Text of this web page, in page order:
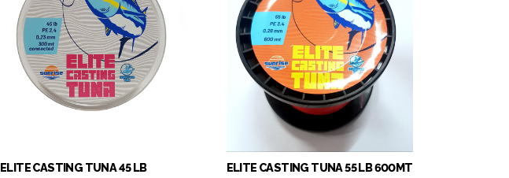
ELITE CASTING TUNA 45 LB ELITE CASTING TUNA 55 LB 600MT